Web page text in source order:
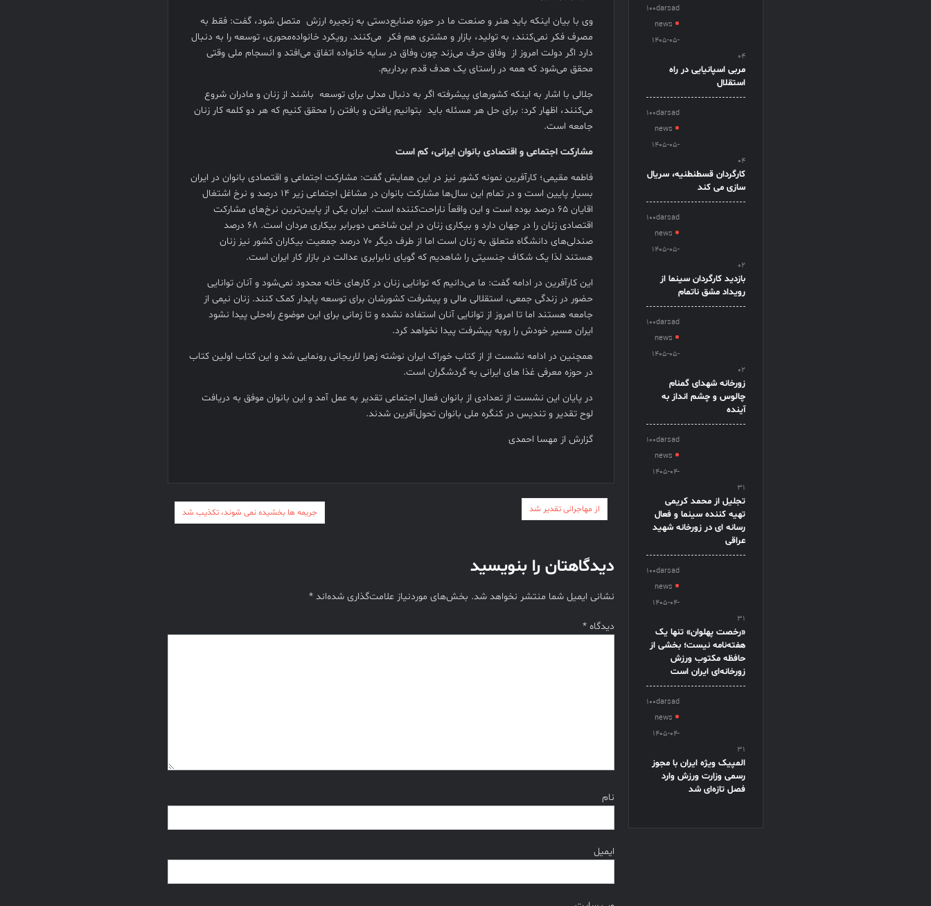
وی با بیان اینکه باید هنر و صنعت ما در حوزه صنایع‌دستی به زنجیره ارزش متصل شود، گفت: فقط به
مصرف فکر نمی‌کنند، به تولید، بازار و مشتری هم فکر می‌کنند. رویکرد خانواده‌محوری، توسعه را به دنبال
دارد اگر دولت امروز از وفاق حرف می‌زند چون وفاق در سایه خانواده اتفاق می‌افتد و انسجام ملی وقتی
محقق می‌شود که همه در راستای یک هدف قدم برداریم.
جلالی با اشار به اینکه کشورهای پیشرفته اگر به دنبال مدلی برای توسعه باشند از زنان و مادران شروع
می‌کنند، اظهار کرد: برای حل هر مسئله باید بتوانیم یافتن و بافتن را محقق کنیم که هر دو کلمه کار زنان
جامعه است.
مشارکت اجتماعی و اقتصادی بانوان ایرانی، کم است
فاطمه مقیمی؛ کارآفرین نمونه کشور نیز در این همایش گفت: مشارکت اجتماعی و اقتصادی بانوان در ایران
بسیار پایین است و در تمام این سال‌ها مشارکت بانوان در مشاغل اجتماعی زیر ۱۴ درصد و نرخ اشتغال
اقایان ۶۵ درصد بوده است و این واقعاً ناراحت‌کننده است. ایران یکی از پایین‌ترین نرخ‌های مشارکت
اقتصادی زنان را در جهان دارد و بیکاری زنان در این شاخص دوبرابر بیکاری مردان است. 68 درصد
صندلی‌های دانشگاه متعلق به زنان است اما از طرف دیگر ۷۰ درصد جمعیت بیکاران کشور نیز زنان
هستند لذا یک شکاف جنسیتی را شاهدیم که گویای نابرابری عدالت در بازار کار ایران است.
این کارآفرین در ادامه گفت: ما می‌دانیم که توانایی زنان در کارهای خانه محدود نمی‌شود و آنان توانایی
حضور در زندگی جمعی، استقلالی مالی و پیشرفت کشورشان برای توسعه پایدار کمک کنند. زنان نیمی از
جامعه هستند اما تا امروز از توانایی آنان استفاده نشده و تا زمانی برای این موضوع راه‌حلی پیدا نشود
ایران مسیر خودش را روبه پیشرفت پیدا نخواهد کرد.
همچنین در ادامه نشست از از کتاب خوراک ایران نوشته زهرا لاریجانی رونمایی شد و این کتاب اولین کتاب
در حوزه معرفی غذا های ایرانی به گردشگران است.
در پایان این نشست از تعدادی از بانوان فعال اجتماعی تقدیر به عمل آمد و این بانوان موفق به دریافت
لوح تقدیر و تندیس در کنگره ملی بانوان تحول‌آفرین شدند.
گزارش از مهسا احمدی
راهبری
از مهاجرانی تقدیر شد جریمه ها بخشیده نمی شوند، تکذیب شد
دیدگاهتان را بنویسید
نشانی ایمیل شما منتشر نخواهد شد. بخش‌های موردنیاز علامت‌گذاری شده‌اند *
دیدگاه *
نام
ایمیل
100darsad
news
1405-05-
04
مربی اسپانیایی در راه
استقلال
100darsad
news
1405-05-
04
کارگردان قسطنطنیه، سریال
سازی می کند
100darsad
news
1405-05-
02
بازدید کارگردان سینما از
رویداد مشق ناتمام
100darsad
news
1405-05-
02
زورخانه شهدای گمنام
چالوس و چشم انداز به
آینده
100darsad
news
1405-04-
31
تجلیل از محمد کریمی
تهیه کننده سینما و فعال
رسانه ای در زورخانه شهید
عراقی
100darsad
news
1405-04-
31
«رخصت پهلوان» تنها یک
هفته‌نامه نیست؛ بخشی از
حافظه مکتوب ورزش
زورخانه‌ای ایران است
100darsad
news
1405-04-
31
المپیک ویژه ایران با مجوز
رسمی وزارت ورزش وارد
فصل تازه‌ای شد